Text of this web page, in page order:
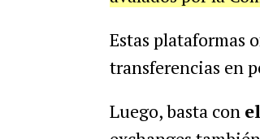
Estas plataformas
transferencias en
Luego, basta con